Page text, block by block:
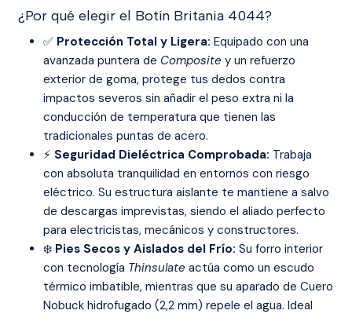
¿Por qué elegir el Botín Britania 4044?
✅ Protección Total y Ligera: Equipado con una
avanzada puntera de Composite y un refuerzo
exterior de goma, protege tus dedos contra
impactos severos sin añadir el peso extra ni la
conducción de temperatura que tienen las
tradicionales puntas de acero.
⚡ Seguridad Dieléctrica Comprobada: Trabaja
con absoluta tranquilidad en entornos con riesgo
eléctrico. Su estructura aislante te mantiene a salvo
de descargas imprevistas, siendo el aliado perfecto
para electricistas, mecánicos y constructores.
❄️ Pies Secos y Aislados del Frío: Su forro interior
con tecnología Thinsulate actúa como un escudo
térmico imbatible, mientras que su aparado de Cuero
Nobuck hidrofugado (2,2 mm) repele el agua. Ideal